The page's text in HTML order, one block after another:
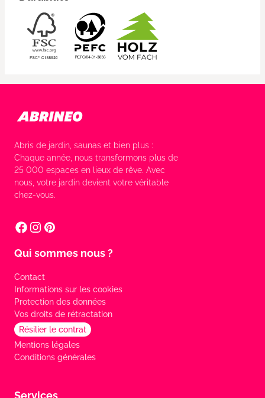
Abris de jardin, saunas et bien plus :
Chaque année, nous transformons plus de
25 000 espaces en lieux de rêve. Avec
nous, votre jardin devient votre véritable
chez-vous.
Qui sommes nous ?
Contact
Informations sur les cookies
Protection des données
Vos droits de rétractation
Résilier le contrat
Mentions légales
Conditions générales
Services